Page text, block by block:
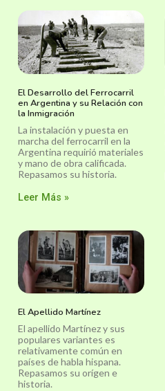
El Desarrollo del Ferrocarril
en Argentina y su Relación con
la Inmigración
La instalación y puesta en
marcha del ferrocarril en la
Argentina requirió materiales
y mano de obra calificada.
Repasamos su historia.
Leer Más »
El Apellido Martínez
El apellido Martínez y sus
populares variantes es
relativamente común en
países de habla hispana.
Repasamos su orígen e
historia.